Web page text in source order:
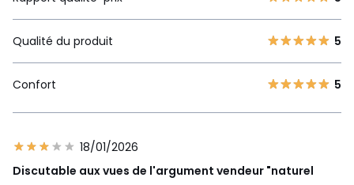
Qualité du produit 5
Confort 5
18/01/2026
Discutable aux vues de l'argument vendeur "naturel